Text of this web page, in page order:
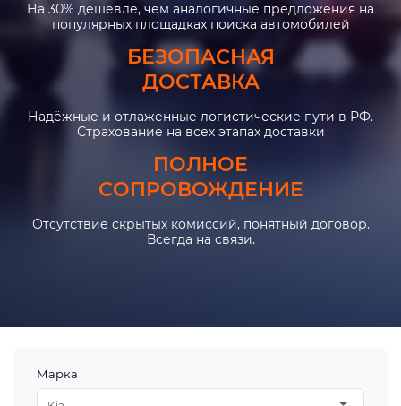
На 30% дешевле, чем аналогичные предложения на
популярных площадках поиска автомобилей
БЕЗОПАСНАЯ
ДОСТАВКА
Надёжные и отлаженные логистические пути в РФ.
Страхование на всех этапах доставки
ПОЛНОЕ
СОПРОВОЖДЕНИЕ
Отсутствие скрытых комиссий, понятный договор.
Всегда на связи.
Марка